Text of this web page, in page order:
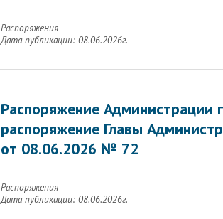
Распоряжения
Дата публикации: 08.06.2026г.
Распоряжение Администрации
распоряжение Главы
от 08.06.2026 № 72
Распоряжения
Дата публикации: 08.06.2026г.